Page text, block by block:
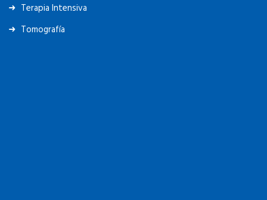
Terapia Intensiva
Tomografía